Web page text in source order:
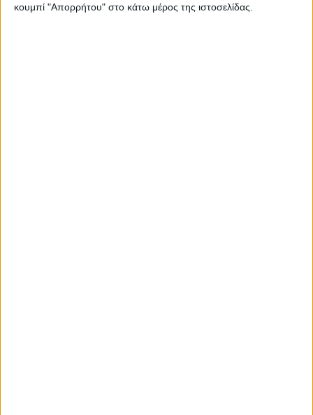
κουμπί "Απορρήτου" στο κάτω μέρος της ιστοσελίδας.